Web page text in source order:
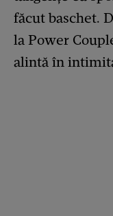
făcut baschet.
la Power
alintă în